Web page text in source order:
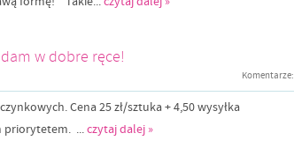
w dobre ręce!
Komentarze:
Cena 25 zł/sztuka + 4,50 wysyłka
priorytetem. ...czytaj dalej »